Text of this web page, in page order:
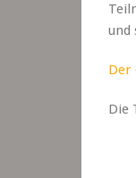
und
Der
Die